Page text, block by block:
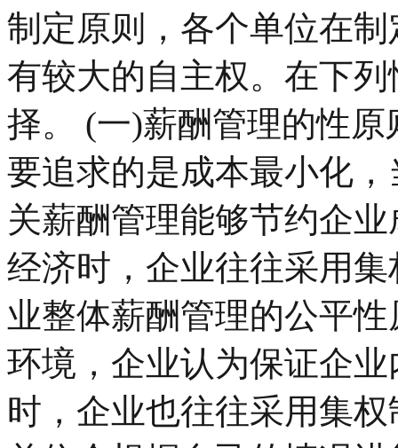
制定原则，各个单位在
有较大的自主权。在下
择。 (一)薪酬管理的性
要追求的是成本最小化
关薪酬管理能够节约企
经济时，企业往往采用
业整体薪酬管理的公平
环境，企业认为保证企
时，企业也往往采用集